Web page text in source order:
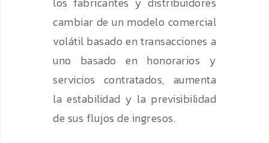
cambiar de un modelo comercial
volátil basado en transacciones a
uno basado en honorarios y
servicios contratados, aumenta
la estabilidad y la previsibilidad
de sus flujos de ingresos.